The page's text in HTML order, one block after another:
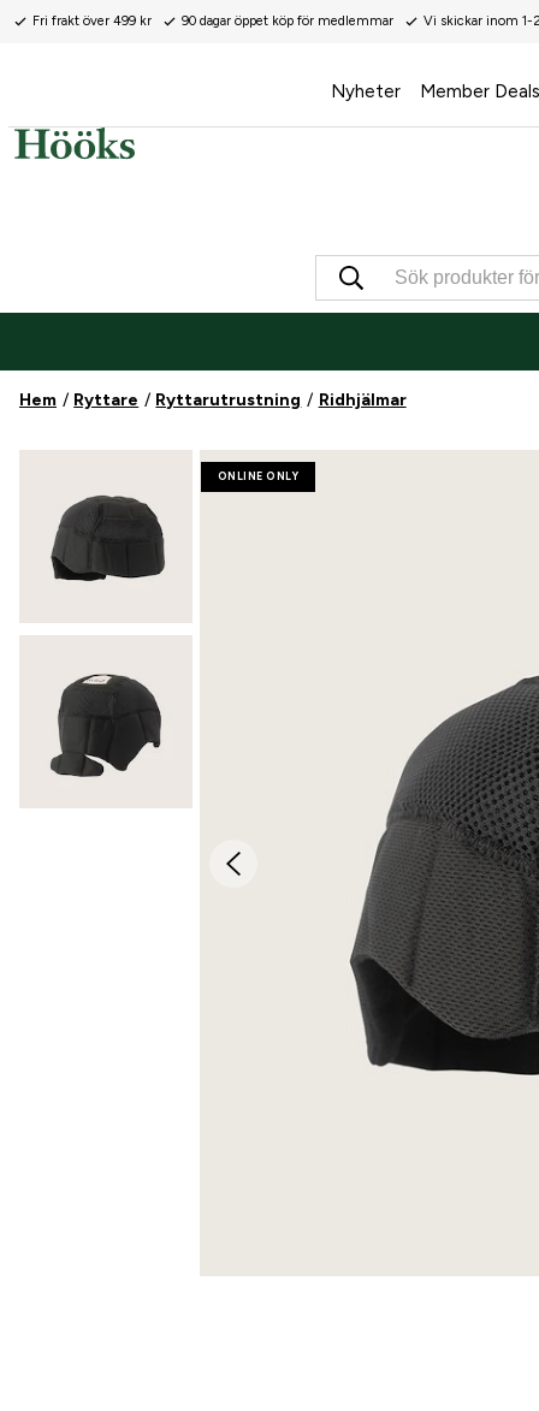
Fri frakt över 499 kr 90 dagar öppet köp för medlemmar Vi skickar inom 1-
Nyheter Member Deals
Hem Ryttare Ryttarutrustning Ridhjälmar
ONLINE ONLY